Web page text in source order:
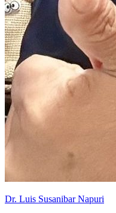
Dr. Luis Susanibar Napuri